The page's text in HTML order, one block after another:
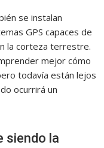
se instalan
GPS capaces de
la corteza terrestre.
mejor cómo
todavía están lejos
ocurrirá un
siendo la